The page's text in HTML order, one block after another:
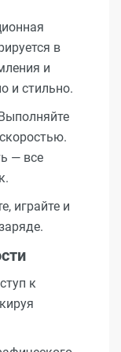
в
и
и стильно.
— все
играйте и
к